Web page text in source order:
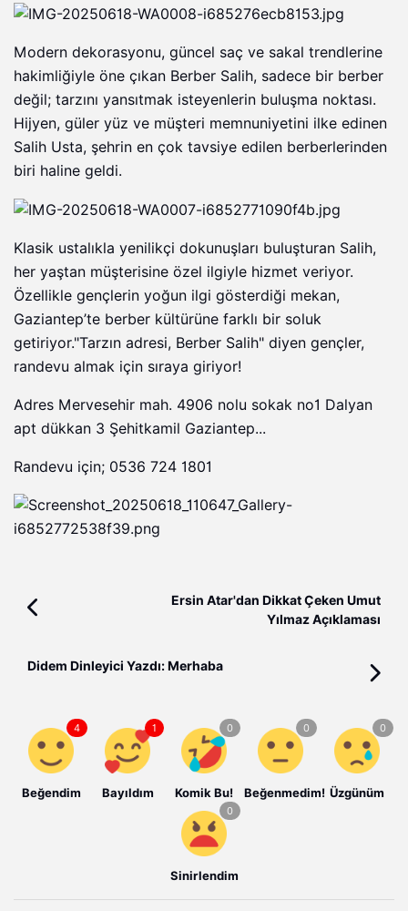
Modern dekorasyonu, güncel saç ve sakal trendlerine
hakimliğiyle öne çıkan Berber Salih, sadece bir berber
değil; tarzını yansıtmak isteyenlerin buluşma noktası.
Hijyen, güler yüz ve müşteri memnuniyetini ilke edinen
Salih Usta, şehrin en çok tavsiye edilen berberlerinden
biri haline geldi.
Klasik ustalıkla yenilikçi dokunuşları buluşturan Salih,
her yaştan müşterisine özel ilgiyle hizmet veriyor.
Özellikle gençlerin yoğun ilgi gösterdiği mekan,
Gaziantep’te berber kültürüne farklı bir soluk
getiriyor."Tarzın adresi, Berber Salih" diyen gençler,
randevu almak için sıraya giriyor!
Adres Mervesehir mah. 4906 nolu sokak no1 Dalyan
apt dükkan 3 Şehitkamil Gaziantep...
Randevu için; 0536 724 1801
Ersin Atar'dan Dikkat Çeken Umut
Yılmaz Açıklaması
Didem Dinleyici Yazdı: Merhaba
Beğendim Bayıldım Komik Bu! Beğenmedim! Üzgünüm
Sinirlendim